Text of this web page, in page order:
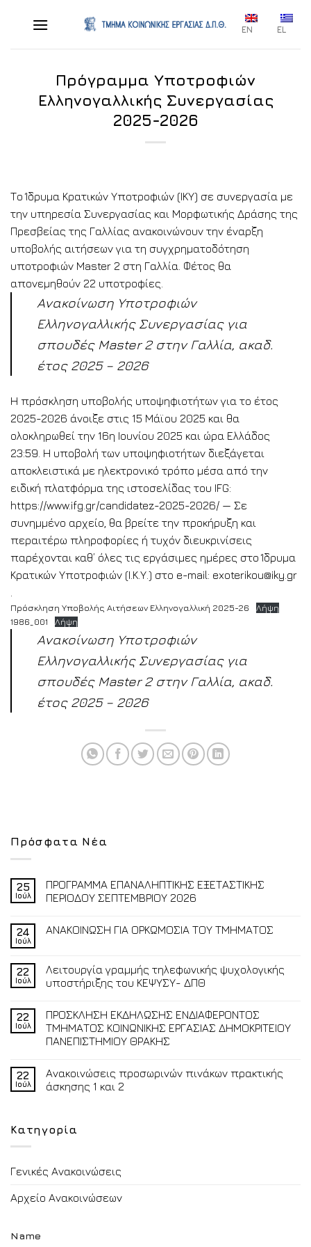
EN EL
Πρόγραμμα Υποτροφιών
Ελληνογαλλικής Συνεργασίας
2025-2026
Το Ίδρυμα Κρατικών Υποτροφιών (ΙΚΥ) σε συνεργασία με
την υπηρεσία Συνεργασίας και Μορφωτικής Δράσης της
Πρεσβείας της Γαλλίας ανακοινώνουν την έναρξη
υποβολής αιτήσεων για τη συγχρηματοδότηση
υποτροφιών Master 2 στη Γαλλία. Φέτος θα
απονεμηθούν 22 υποτροφίες.
Ανακοίνωση Υποτροφιών
Ελληνογαλλικής Συνεργασίας για
σπουδές Master 2 στην Γαλλία, ακαδ.
έτος 2025 – 2026
Η πρόσκληση υποβολής υποψηφιοτήτων για το έτος
2025-2026 άνοιξε στις 15 Μάϊου 2025 και θα
ολοκληρωθεί την 16η Ιουνίου 2025 και ώρα Ελλάδος
23:59. Η υποβολή των υποψηφιοτήτων διεξάγεται
αποκλειστικά με ηλεκτρονικό τρόπο μέσα από την
ειδική πλατφόρμα της ιστοσελίδας του IFG:
https://www.ifg.gr/candidatez-2025-2026/ — Σε
συνημμένο αρχείο, θα βρείτε την προκήρυξη και
περαιτέρω πληροφορίες ή τυχόν διευκρινίσεις
παρέχονται καθ’ όλες τις εργάσιμες ημέρες στο Ίδρυμα
Κρατικών Υποτροφιών (Ι.Κ.Υ.) στo e-mail: exoterikou@iky.gr
Πρόσκληση Υποβολής Αιτήσεων Ελληνογαλλική 2025-26
Λήψη
1986_001
Λήψη
Ανακοίνωση Υποτροφιών
Ελληνογαλλικής Συνεργασίας για
σπουδές Master 2 στην Γαλλία, ακαδ.
έτος 2025 – 2026
Πρόσφατα Νέα
25
Ιούλ
ΠΡΟΓΡΑΜΜΑ ΕΠΑΝΑΛΗΠΤΙΚΗΣ ΕΞΕΤΑΣΤΙΚΗΣ
ΠΕΡΙΟΔΟΥ ΣΕΠΤΕΜΒΡΙΟΥ 2026
24
Ιούλ
ΑΝΑΚΟΙΝΩΣΗ ΓΙΑ ΟΡΚΩΜΟΣΙΑ ΤΟΥ ΤΜΗΜΑΤΟΣ
22
Ιούλ
Λειτουργία γραμμής τηλεφωνικής ψυχολογικής
υποστήριξης του ΚΕΨΥΣΥ- ΔΠΘ
22
Ιούλ
ΠΡΟΣΚΛΗΣΗ ΕΚΔΗΛΩΣΗΣ ΕΝΔΙΑΦΕΡΟΝΤΟΣ
ΤΜΗΜΑΤΟΣ ΚΟΙΝΩΝΙΚΗΣ ΕΡΓΑΣΙΑΣ ΔΗΜΟΚΡΙΤΕΙΟΥ
ΠΑΝΕΠΙΣΤΗΜΙΟΥ ΘΡΑΚΗΣ
22
Ιούλ
Ανακοινώσεις προσωρινών πινάκων πρακτικής
άσκησης 1 και 2
Κατηγορία
Γενικές Ανακοινώσεις
Αρχείο Ανακοινώσεων
Name